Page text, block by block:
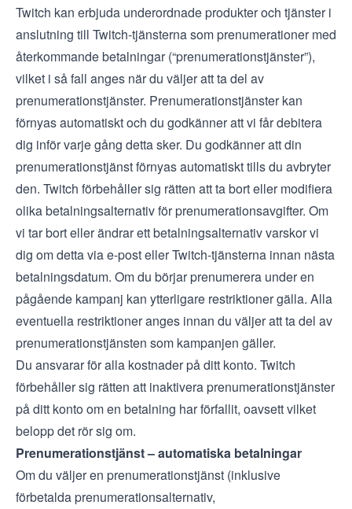
Twitch kan erbjuda underordnade produkter och tjänster i
anslutning till Twitch-tjänsterna som prenumerationer med
återkommande betalningar (“prenumerationstjänster”),
vilket i så fall anges när du väljer att ta del av
prenumerationstjänster. Prenumerationstjänster kan
förnyas automatiskt och du godkänner att vi får debitera
dig inför varje gång detta sker. Du godkänner att din
prenumerationstjänst förnyas automatiskt tills du avbryter
den. Twitch förbehåller sig rätten att ta bort eller modifiera
olika betalningsalternativ för prenumerationsavgifter. Om
vi tar bort eller ändrar ett betalningsalternativ varskor vi
dig om detta via e-post eller Twitch-tjänsterna innan nästa
betalningsdatum. Om du börjar prenumerera under en
pågående kampanj kan ytterligare restriktioner gälla. Alla
eventuella restriktioner anges innan du väljer att ta del av
prenumerationstjänsten som kampanjen gäller.
Du ansvarar för alla kostnader på ditt konto. Twitch
förbehåller sig rätten att inaktivera prenumerationstjänster
på ditt konto om en betalning har förfallit, oavsett vilket
belopp det rör sig om.
Prenumerationstjänst – automatiska betalningar
Om du väljer en prenumerationstjänst (inklusive
förbetalda prenumerationsalternativ,